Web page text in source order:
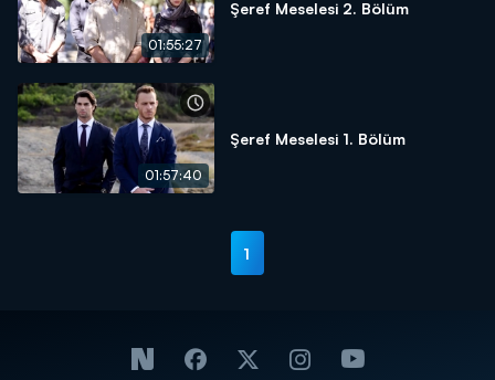
01:55:27
Şeref Meselesi 2. Bölüm
01:57:40
Şeref Meselesi 1. Bölüm
1